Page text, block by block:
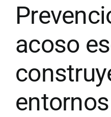
acoso